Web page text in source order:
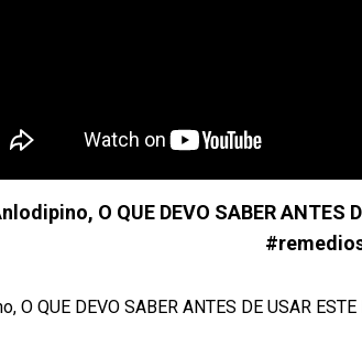
O QUE DEVO SABER ANTES
O QUE DEVO SABER ANTES DE USAR